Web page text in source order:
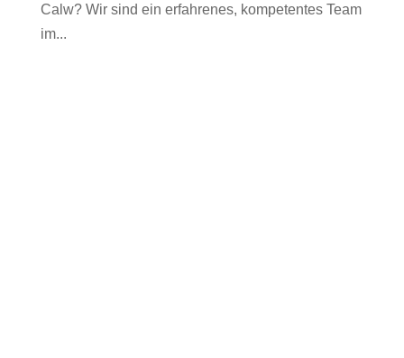
Calw? Wir sind ein erfahrenes, kompetentes Team
im...